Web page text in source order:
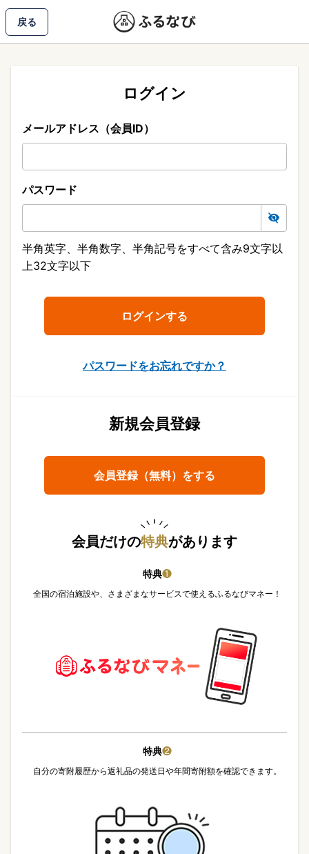
戻る
ログイン
メールアドレス（会員ID）
パスワード
半角英字、半角数字、半角記号をすべて含み9文字以
上32文字以下
パスワードをお忘れですか？
新規会員登録
会員登録（無料）をする
会員だけの特典があります
特典❶
全国の宿泊施設や、さまざまなサービスで使えるふるなびマネー！
特典❷
自分の寄附履歴から返礼品の発送日や年間寄附額を確認できます。